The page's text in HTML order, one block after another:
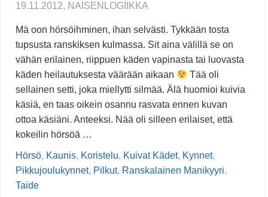
19.11.2012, NAISENLOGIIKKA
Mä oon hörsöihminen, ihan selvästi. Tykkään tosta
tupsusta ranskiksen kulmassa. Sit aina välillä se on
vähän erilainen, riippuen käden vapinasta tai luovasta
käden heilautuksesta väärään aikaan
Tää oli
sellainen setti, joka miellytti silmää. Älä huomioi kuivia
käsiä, en taas oikein osannu rasvata ennen kuvan
ottoa käsiäni. Anteeksi. Nää oli silleen erilaiset, että
kokeilin hörsöä …
Hörsö, Kaunis, Koristelu, Kuivat Kädet, Kynnet,
Pikkujoulukynnet, Pilkut, Ranskalainen Manikyyri,
Taide